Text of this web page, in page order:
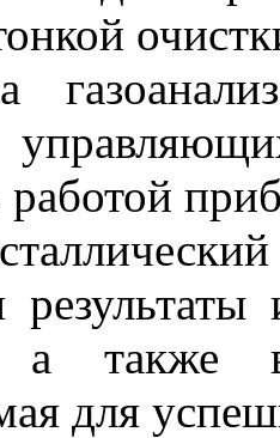
работой
а также
для